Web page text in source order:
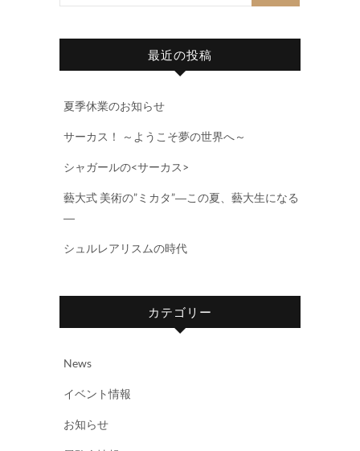
最近の投稿
夏季休業のお知らせ
サーカス！ ～ようこそ夢の世界へ～
シャガールの<サーカス>
藝大式 美術の”ミカタ”―この夏、藝大生になる
―
シュルレアリスムの時代
カテゴリー
News
イベント情報
お知らせ